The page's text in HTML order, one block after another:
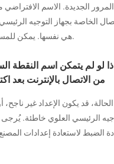
الجديدة. الاسم
الخاصة بجهاز التوجيه
هي نفسها. يمكن للمستخدمين تعديلها.
لو لم يتمكن اسم النقطة
من الاتصال بالإنترنت بعد
قد يكون الإعداد غير ناجح،
الرئيسي العلوي خاطئة.